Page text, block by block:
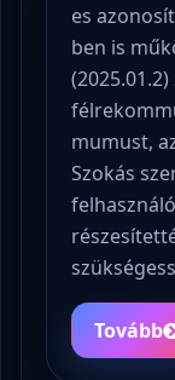
es
ben is
mumust,
Szokás
Tovább